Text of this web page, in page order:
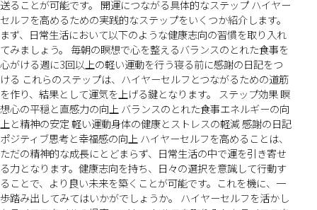
送ることが可能です。 開運につながる具体的なステップ ハイヤー
セルフを高めるための実践的なステップをいくつか紹介します。
まず、日常生活において以下のような健康志向の習慣を取り入れ
てみましょう。 毎朝の瞑想で心を整えるバランスのとれた食事を
心がける週に3回以上の軽い運動を行う寝る前に感謝の日記をつ
ける これらのステップは、ハイヤーセルフとつながるための道筋
を作り、結果として運気を上げる鍵となります。 ステップ効果 瞑
想心の平穏と直感力の向上 バランスのとれた食事エネルギーの向
上と精神の安定 軽い運動身体の健康とストレスの軽減 感謝の日記
ポジティブ思考と幸福感の向上 ハイヤーセルフを高めることは、
ただの精神的な成長にとどまらず、日常生活の中で運を引き寄せ
る力となります。健康志向を持ち、日々の選択を意識して行動す
ることで、より良い未来を築くことが可能です。これを機に、一
歩踏み出してみてはいかがでしょうか。 ハイヤーセルフを活かし